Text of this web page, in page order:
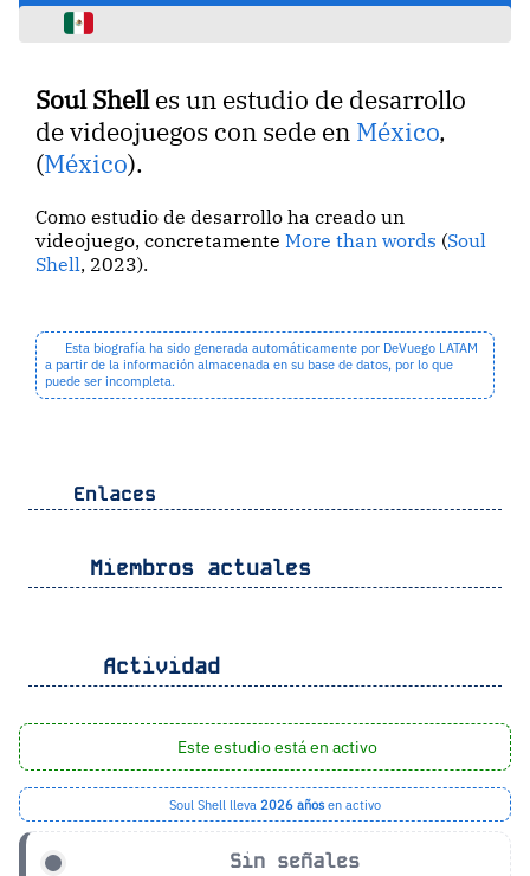
Soul Shelles un estudio de desarrollo
de videojuegos con sede en México,
(México).
Como estudio de desarrollo ha creado un
videojuego, concretamenteMore than words (Soul
Shell, 2023).
Esta biografía ha sido generada automáticamente por DeVuego LATAM
a partir de la información almacenada en su base de datos, por lo que
puede ser incompleta.
Enlaces
Miembros actuales
Actividad
Este estudio está en activo
Soul Shell lleva 2026 años en activo
Sin señales